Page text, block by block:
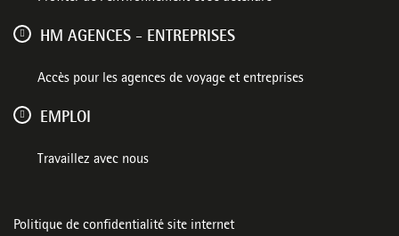
HM AGENCES - ENTREPRISES
Accès pour les agences de voyage et entreprises
EMPLOI
Travaillez avec nous
Politique de confidentialité site internet